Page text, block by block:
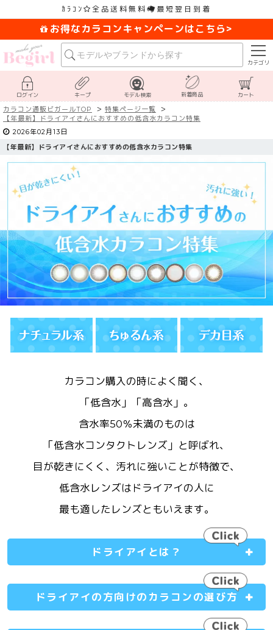
ｶﾗｺﾝ 全品送料無料 最短翌日到着
お得なカラコンキャンペーンはこちら>
カテゴリ
ログイン キープ モデル検索 新着商品 カート
カラコン通販ビガールTOP
特集ページ一覧
【 年最新】ドライアイさんにおすすめの低含水カラコン特集
2026年02月13日
【年最新】ドライアイさんにおすすめの低含水カラコン特集
カラコン購入の時によく聞く、
「低含水」「高含水」。
含水率50％未満のものは
「低含水コンタクトレンズ」と呼ばれ、
目が乾きにくく、汚れに強いことが特徴で、
低含水レンズはドライアイの人に
最も適したレンズともいえます。
ドライアイとは？
ドライアイの方向けのカラコンの選び方